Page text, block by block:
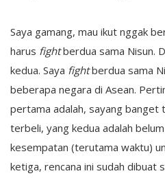
Saya gamang, mau ikut nggak
harus fightberdua sama Nisun.
kedua. Saya fightberdua sama
beberapa negara di Asean.
pertama adalah, sayang banget
terbeli, yang kedua adalah
kesempatan (terutama waktu)
ketiga, rencana ini sudah dibuat